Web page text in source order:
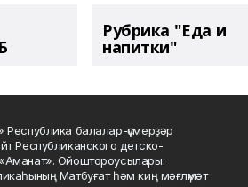
Рубрика "Еда и
напитки"
балалар-үҫмерҙәр
Республиканского детско-
Ойоштороусылары:
Матбуғат һәм киң мәғлүмәт